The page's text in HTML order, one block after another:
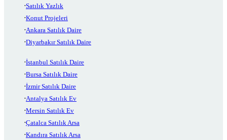
Satılık Yazlık
Konut Projeleri
Ankara Satılık Daire
Diyarbakır Satılık Daire
İstanbul Satılık Daire
Bursa Satılık Daire
İzmir Satılık Daire
Antalya Satılık Ev
Mersin Satılık Ev
Çatalca Satılık Arsa
Kandıra Satılık Arsa